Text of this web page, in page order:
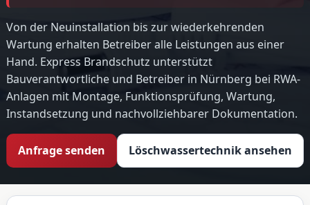
Von der Neuinstallation bis zur wiederkehrenden
Wartung erhalten Betreiber alle Leistungen aus einer
Hand. Express Brandschutz unterstützt
Bauverantwortliche und Betreiber in Nürnberg bei RWA-
Anlagen mit Montage, Funktionsprüfung, Wartung,
Instandsetzung und nachvollziehbarer Dokumentation.
Anfrage senden Löschwassertechnik ansehen